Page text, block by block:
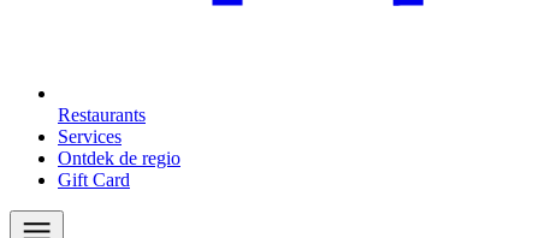
Restaurants
Services
Ontdek de regio
Gift Card